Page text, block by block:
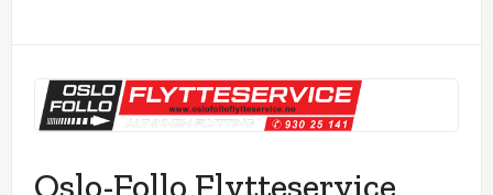
Oslo-Follo Flytteservice